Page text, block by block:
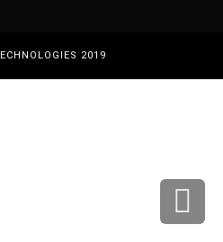
2019
גלילה
לראש